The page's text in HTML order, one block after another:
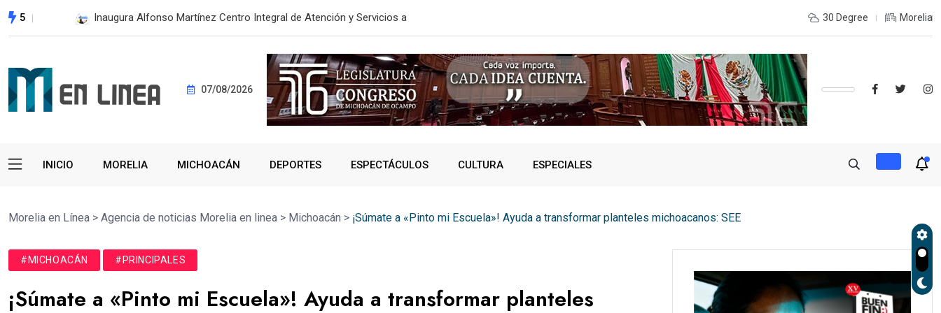
5 Obra pública sin deuda transforma Tierra Caliente: Bedolla En 2do Año de Gobierno, Alfonso Martínez consolidó acceso a
30 Degree Morelia
07/08/2026
INICIO MORELIA MICHOACÁN DEPORTES ESPECTÁCULOS CULTURA ESPECIALES
Morelia en Línea > Agencia de noticias Morelia en linea > Michoacán > ¡Súmate a «Pinto mi Escuela»! Ayuda a transformar planteles michoacanos: SEE
#MICHOACÁN #PRINCIPALES
¡Súmate a «Pinto mi Escuela»! Ayuda a transformar planteles